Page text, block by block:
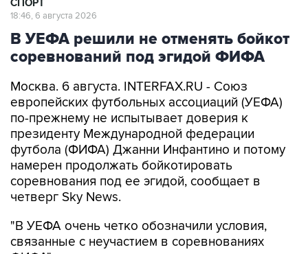
В УЕФА решили не отменять бойкот
соревнований под эгидой ФИФА
Москва. 6 августа. INTERFAX.RU - Союз
по-прежнему не испытывает доверия к
президенту Международной федерации
футбола (ФИФА) Джанни Инфантино и потому
намерен продолжать бойкотировать
соревнования под ее эгидой, сообщает в
четверг Sky News.
"В УЕФА очень четко обозначили условия,
ФИФА", - приводит телеканал выдержки из
заявления европейской организации.